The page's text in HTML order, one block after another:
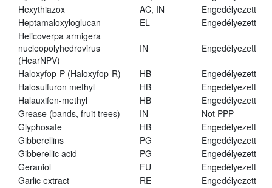
Hexythiazox
AC, IN
Engedélyezett
Heptamaloxyloglucan
EL
Engedélyezett
Helicoverpa armigera
nucleopolyhedrovirus
(HearNPV)
IN Engedélyezett
Haloxyfop-P (Haloxyfop-R) HB
Engedélyezett
Halosulfuron methyl
HB
Engedélyezett
Halauxifen-methyl
HB
Engedélyezett
Grease (bands, fruit trees)
IN
Not PPP
Glyphosate
HB
Engedélyezett
Gibberellins
PG
Engedélyezett
Gibberellic acid
PG
Engedélyezett
Geraniol
FU
Engedélyezett
Garlic extract
RE
Engedélyezett